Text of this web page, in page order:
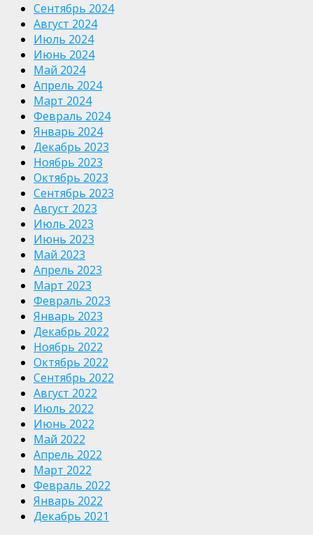
Сентябрь 2024
Август 2024
Июль 2024
Июнь 2024
Май 2024
Апрель 2024
Март 2024
Февраль 2024
Январь 2024
Декабрь 2023
Ноябрь 2023
Октябрь 2023
Сентябрь 2023
Август 2023
Июль 2023
Июнь 2023
Май 2023
Апрель 2023
Март 2023
Февраль 2023
Январь 2023
Декабрь 2022
Ноябрь 2022
Октябрь 2022
Сентябрь 2022
Август 2022
Июль 2022
Июнь 2022
Май 2022
Апрель 2022
Март 2022
Февраль 2022
Январь 2022
Декабрь 2021